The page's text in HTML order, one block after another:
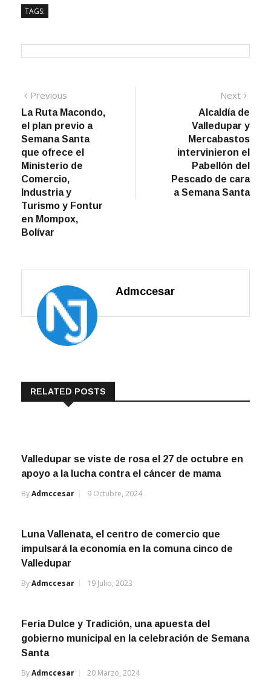
TAGS:
Navegación
de
entradas
Previous
post:
La Ruta Macondo,
el plan previo a
Semana Santa
que ofrece el
Ministerio de
Comercio,
Industria y
Turismo y Fontur
en Mompox,
Bolívar
Next
Alcaldía de
Valledupar y
Mercabastos
intervinieron el
Pabellón del
Pescado de cara
a Semana Santa
Admccesar
RELATED POSTS
Valledupar se viste de rosa el 27 de octubre en
apoyo a la lucha contra el cáncer de mama
ByAdmccesar 9 Octubre, 2024
Luna Vallenata, el centro de comercio que
impulsará la economía en la comuna cinco de
Valledupar
ByAdmccesar 19 Julio, 2023
Feria Dulce y Tradición, una apuesta del
gobierno municipal en la celebración de Semana
Santa
ByAdmccesar 20 Marzo, 2024